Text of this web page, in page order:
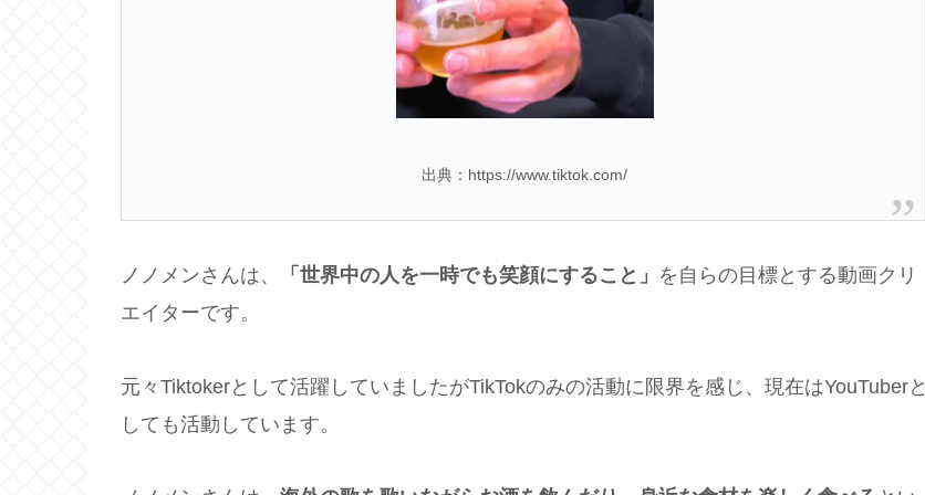
出典：https://www.tiktok.com/
ノノメンさんは、 「世界中の人を一時でも笑顔にすること」 を自らの目標とする動画クリ
エイターです。
元々Tiktokerとして活躍していましたがTikTokのみの活動に限界を感じ、現在はYouTuberと
しても活動しています。